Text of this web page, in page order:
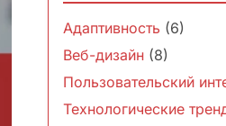
Адаптивность (6)
Веб-дизайн (8)
Пользовательский
Технологические